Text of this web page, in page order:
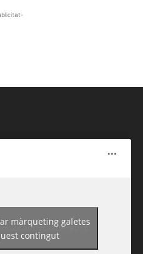
guiadereus/
màrqueting galetes
contingut